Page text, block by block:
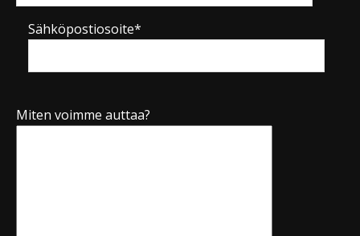
Sähköpostiosoite*
Miten voimme auttaa?